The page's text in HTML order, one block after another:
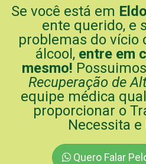
Se você está em
ente querido, e
problemas do vício
álcool, entre em
mesmo!
Recuperação de
equipe médica
proporcionar o
Necessita
Quero Falar